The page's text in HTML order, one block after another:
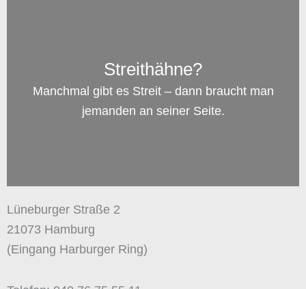
Streithähne?
Manchmal gibt es Streit – dann braucht man
jemanden an seiner Seite.
Lüneburger Straße 2
21073 Hamburg
(Eingang Harburger Ring)